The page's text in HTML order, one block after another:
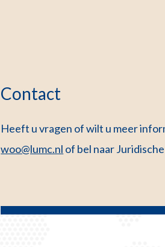
Contact
Heeft u vragen of wilt u meer
woo@lumc.nl of bel naar